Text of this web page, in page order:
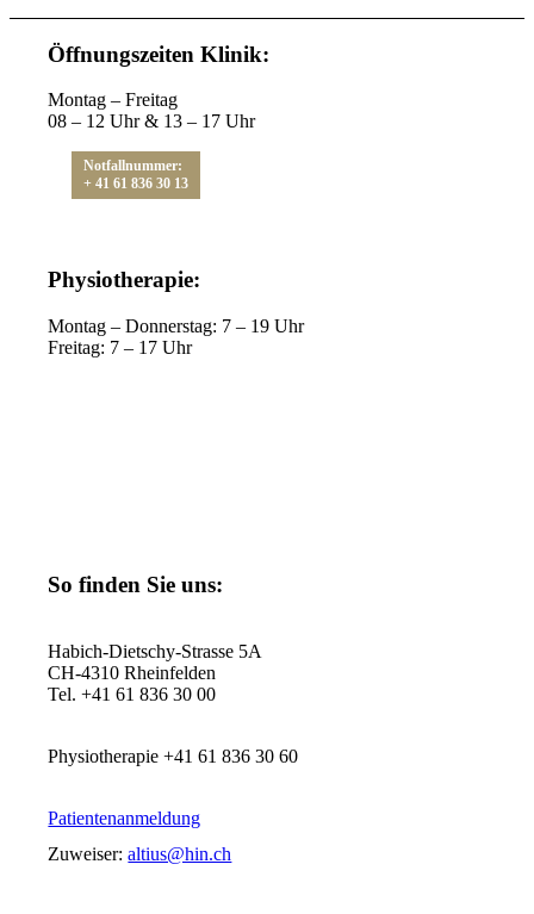
Öffnungszeiten Klinik:
Montag – Freitag
08 – 12 Uhr & 13 – 17 Uhr
Notfallnummer:
+ 41 61 836 30 13
Physiotherapie:
Montag – Donnerstag: 7 – 19 Uhr
Freitag: 7 – 17 Uhr
So finden Sie uns:
Habich-Dietschy-Strasse 5A
CH-4310 Rheinfelden
Tel. +41 61 836 30 00
Physiotherapie +41 61 836 30 60
Patientenanmeldung
Zuweiser:altius@hin.ch